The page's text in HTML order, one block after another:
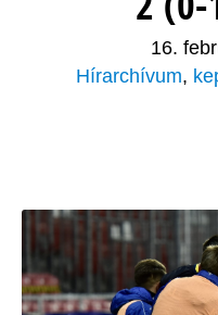
16.
Hírarchívum,